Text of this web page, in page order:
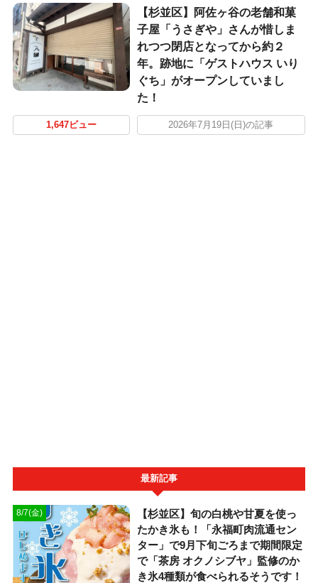
【杉並区】阿佐ヶ谷の老舗和菓
子屋「うさぎや」さんが惜しま
れつつ閉店となってから約２
年。跡地に「ゲストハウス いり
ぐち」がオープンしていまし
た！
1,647ビュー 2026年7月19日(日)の記事
最新記事
8/7(金)
【杉並区】旬の白桃や甘夏を使っ
たかき氷も！「永福町肉流通セン
ター」で9月下旬ごろまで期間限定
で「茶房 オクノシブヤ」監修のか
き氷4種類が食べられるそうです！